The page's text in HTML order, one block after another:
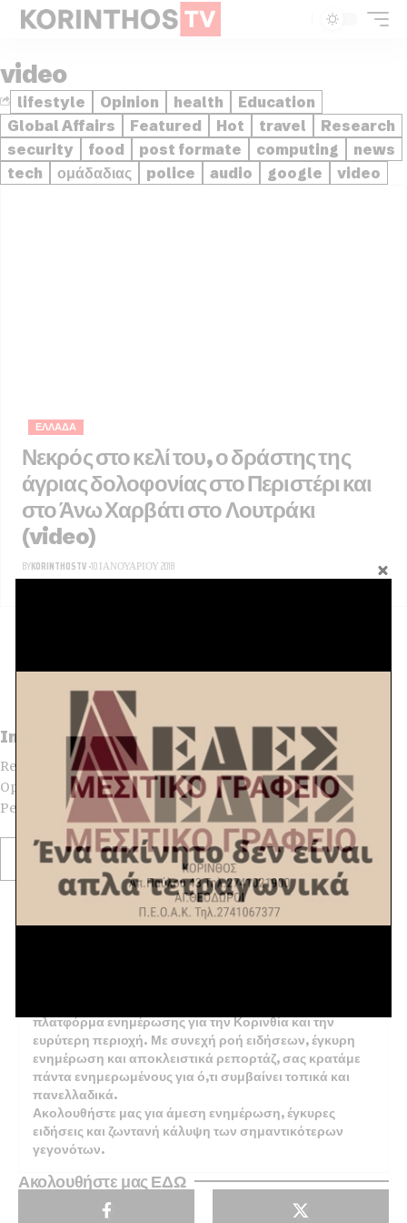
video
lifestyle Opinion health
Education
Global Affairs
Featured Hot travel
Research
security
food post formate computing
news
tech
ομάδαδιας police audio google video
ΕΛΛΆΔΑ
Νεκρός στο κελί του, ο δράστης της
άγριας δολοφονίας στο Περιστέρι και
στο Άνω Χαρβάτι στο Λουτράκι
(video)
BYKORINTHOSTV 10 ΙΑΝΟΥΑΡΊΟΥ 2018
Impressive Mobile First Website Builder
Ready for Core Web Vitals, Support for Elementor, With 1000+
Options Allows to Create Any Imaginable Website. It is the
Perfect Choice for Professional Publishers.
Explore Now
πλατφόρμα ενημέρωσης για την Κορινθία και την
ευρύτερη περιοχή. Με συνεχή ροή ειδήσεων, έγκυρη
ενημέρωση και αποκλειστικά ρεπορτάζ, σας κρατάμε
πάντα ενημερωμένους για ό,τι συμβαίνει τοπικά και
πανελλαδικά.
Ακολουθήστε μας για άμεση ενημέρωση, έγκυρες
ειδήσεις και ζωντανή κάλυψη των σημαντικότερων
γεγονότων.
Ακολουθήστε μας ΕΔΩ